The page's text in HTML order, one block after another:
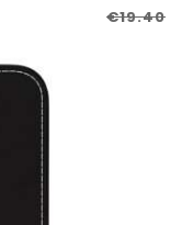
€19.40